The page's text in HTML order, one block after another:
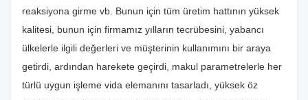
reaksiyona girme vb. Bunun için tüm üretim hattının yüksek
kalitesi, bunun için firmamız yılların tecrübesini, yabancı
ülkelerle ilgili değerleri ve müşterinin kullanımını bir araya
getirdi, ardından harekete geçirdi, makul parametrelerle her
türlü uygun işleme vida elemanını tasarladı, yüksek öz